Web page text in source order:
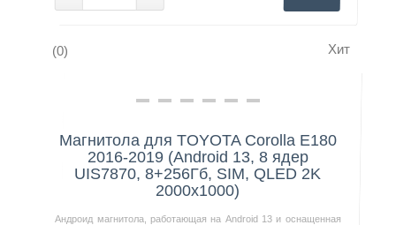
(0) Хит
Нашли дешевле?
Магнитола для TOYOTA Corolla E180
2016-2019 (Android 13, 8 ядер
UIS7870, 8+256Гб, SIM, QLED 2K
2000x1000)
Андроид магнитола, работающая на Android 13 и оснащенная